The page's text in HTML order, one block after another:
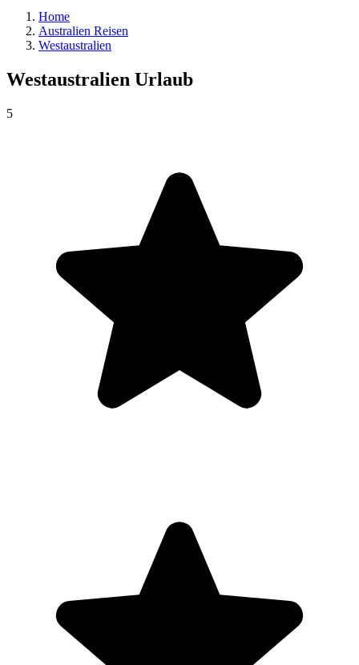
Home
Australien Reisen
Westaustralien
Westaustralien Urlaub
5